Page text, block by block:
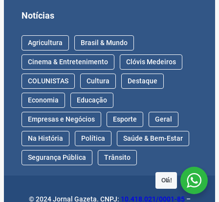
Notícias
Agricultura Brasil & Mundo
Cinema & Entretenimento Clóvis Medeiros
COLUNISTAS Cultura Destaque
Economia Educação
Empresas e Negócios Esporte Geral
Na História Política Saúde & Bem-Estar
Segurança Pública Trânsito
© 2024 Jornal Gazeta. CNPJ: 10.418.021/0001-85–
Olá!